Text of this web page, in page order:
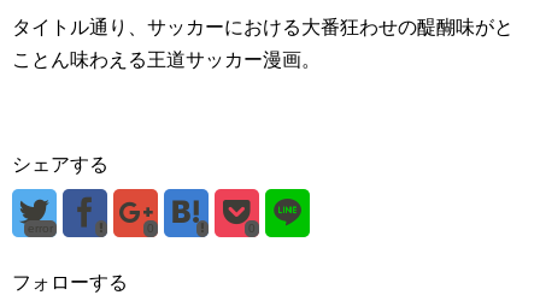
タイトル通り、サッカーにおける大番狂わせの醍醐味がと
ことん味わえる王道サッカー漫画。
シェアする
error 0 0
フォローする